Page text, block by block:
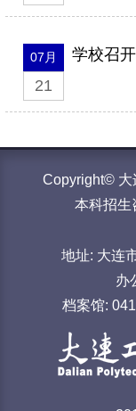
07月
21
学校召
Copyright© 大
本科招生
地址: 大连
办
档案馆: